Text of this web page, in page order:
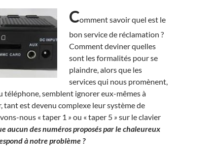
Comment savoir quel est le
bon service de réclamation ?
Comment deviner quelles
sont les formalités pour se
plaindre, alors que les
services qui nous promènent,
téléphone, semblent ignorer eux-mêmes à
tant est devenu complexe leur système de
nous « taper 1 » ou « taper 5 » sur le clavier
aucun des numéros proposés par le chaleureux
à notre problème ?